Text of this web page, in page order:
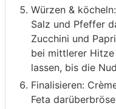
Würzen &
Salz und Pfeffer
Zucchini und
bei mittlerer
lassen, bis die
Finalisieren:
Feta